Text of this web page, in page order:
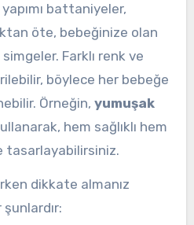
battaniyeler,
öte, bebeğinize olan
Farklı renk ve
böylece her bebeğe
Örneğin, yumuşak
hem sağlıklı hem
tasarlayabilirsiniz.
dikkate almanız